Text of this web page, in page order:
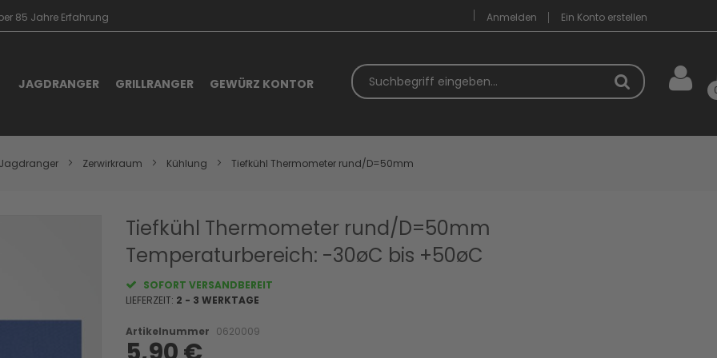
85 Jahre Erfahrung Anmelden
Ein Konto erstellen
JAGDRANGER GRILLRANGER GEWÜRZ KONTOR
Suchbegriff
Jagdranger Zerwirkraum Kühlung Tiefkühl Thermometer rund/D=50mm
Tiefkühl Thermometer rund/D=50mm
Temperaturbereich: -30øC bis +50øC
SOFORT VERSANDBEREIT
LIEFERZEIT: 2 - 3 WERKTAGE
Artikelnummer 0620009
gallery